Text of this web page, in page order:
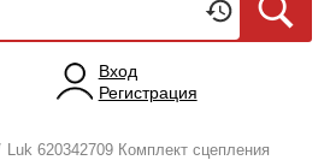
Вход
Регистрация
Luk 620342709 Комплект сцепления